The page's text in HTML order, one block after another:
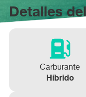
Detalles
Carburante
Híbrido